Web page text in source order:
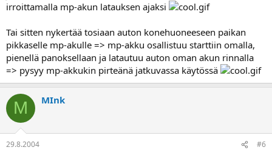
irroittamalla mp-akun latauksen ajaksi
Tai sitten nykertää tosiaan auton konehuoneeseen paikan
pikkaselle mp-akulle => mp-akku osallistuu starttiin omalla,
pienellä panoksellaan ja latautuu auton oman akun rinnalla
=> pysyy mp-akkukin pirteänä jatkuvassa käytössä
M MInk
29.8.2004 #6